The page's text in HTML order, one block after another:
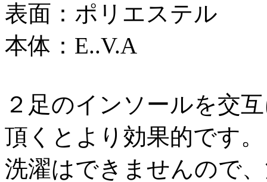
表面：ポリエステル
本体：E..V.A
２足のインソールを交
頂くとより効果的です。
洗濯はできませんので